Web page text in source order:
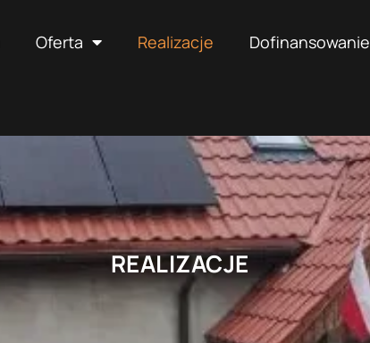
Oferta Realizacje Dofinansowanie
REALIZACJE